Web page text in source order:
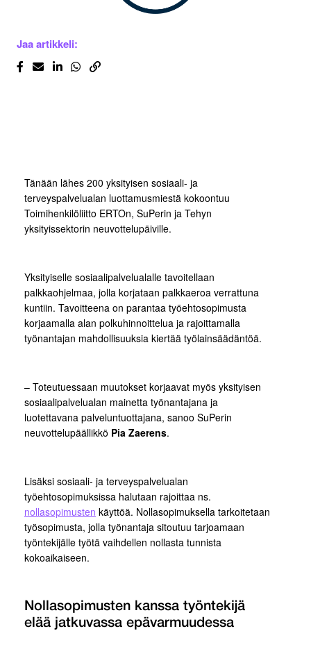
Jaa artikkeli:
Tänään lähes 200 yksityisen sosiaali- ja
terveyspalvelualan luottamusmiestä kokoontuu
Toimihenkilöliitto ERTOn, SuPerin ja Tehyn
yksityissektorin neuvottelupäiville.
Yksityiselle sosiaalipalvelualalle tavoitellaan
palkkaohjelmaa, jolla korjataan palkkaeroa verrattuna
kuntiin. Tavoitteena on parantaa työehtosopimusta
korjaamalla alan polkuhinnoittelua ja rajoittamalla
työnantajan mahdollisuuksia kiertää työlainsäädäntöä.
– Toteutuessaan muutokset korjaavat myös yksityisen
sosiaalipalvelualan mainetta työnantajana ja
luotettavana palveluntuottajana, sanoo SuPerin
neuvottelupäällikkö Pia Zaerens.
Lisäksi sosiaali- ja terveyspalvelualan
työehtosopimuksissa halutaan rajoittaa ns.
nollasopimusten käyttöä. Nollasopimuksella tarkoitetaan
työsopimusta, jolla työnantaja sitoutuu tarjoamaan
työntekijälle työtä vaihdellen nollasta tunnista
kokoaikaiseen.
Nollasopimusten kanssa työntekijä
elää jatkuvassa epävarmuudessa